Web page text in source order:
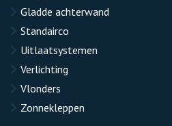
Gladde achterwand
Standairco
Uitlaatsystemen
Verlichting
Vlonders
Zonnekleppen